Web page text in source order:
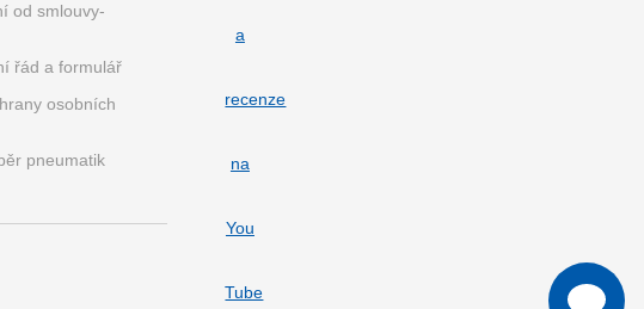
od smlouvy-
řád a formulář
osobních
pneumatik